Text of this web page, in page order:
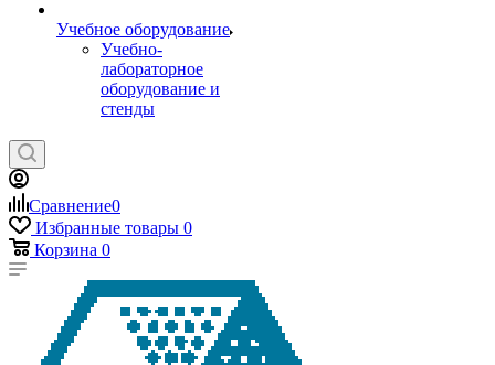
Учебное оборудование
Учебно-
лабораторное
оборудование и
стенды
Сравнение0
Избранные товары 0
Корзина 0